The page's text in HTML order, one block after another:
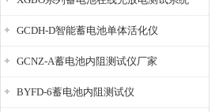
GCDH-D智能蓄电池单体活化仪
GCNZ-A蓄电池内阻测试仪厂家
BYFD-6蓄电池内阻测试仪